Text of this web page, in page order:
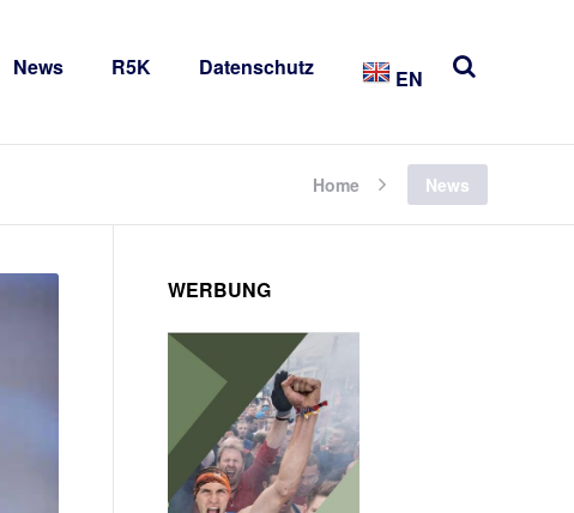
News R5K Datenschutz EN
Home News
WERBUNG